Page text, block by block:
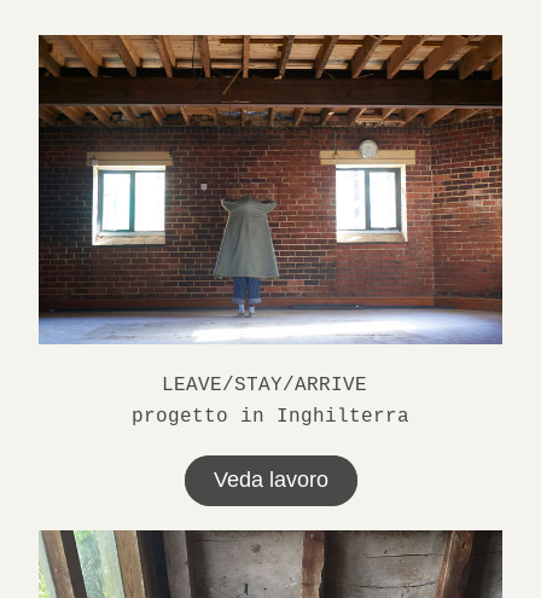
LEAVE/STAY/ARRIVE
progetto in Inghilterra
Veda lavoro